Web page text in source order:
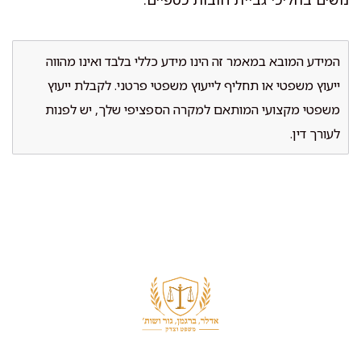
המידע המובא במאמר זה הינו מידע כללי בלבד ואינו מהווה
ייעוץ משפטי או תחליף לייעוץ משפטי פרטני. לקבלת ייעוץ
משפטי מקצועי המותאם למקרה הספציפי שלך, יש לפנות
לעורך דין.